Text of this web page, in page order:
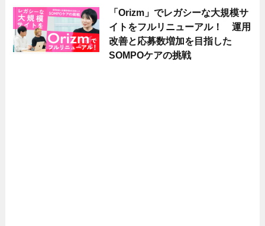
「Orizm」でレガシーな大規模サ
イトをフルリニューアル！ 運用
改善と応募数増加を目指した
SOMPOケアの挑戦